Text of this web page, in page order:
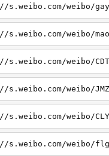
s.weibo.com/weibo/gay
weibo/mao
weibo/CDT
s.weibo.com/weibo/JMZ
s.weibo.com/weibo/CLY
s.weibo.com/weibo/flg